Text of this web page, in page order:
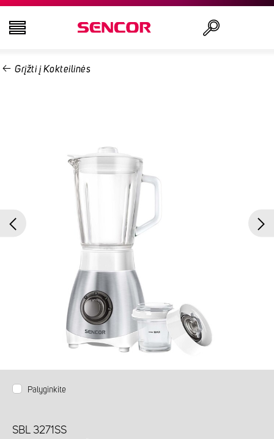
TELEVIZORIAI
NAMŲ ŪKIO PREKĖS
GROŽIO IR SVEIKATOS PREKĖS
BIURO ĮRANGA IR LAIDAI
Grįžti į Kokteilinės
Palyginkite
SBL 3271SS